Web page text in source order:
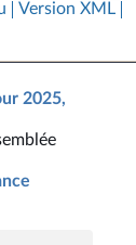
Version XML
2025,